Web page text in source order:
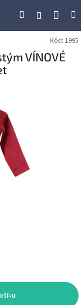
Hledat Přihlášení
Kód: 1995
VÍNOVÉ